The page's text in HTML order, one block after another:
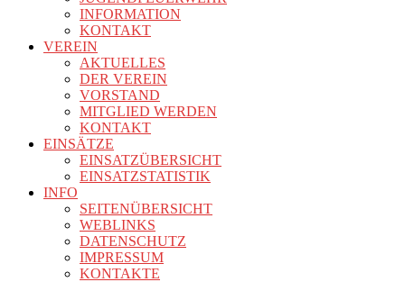
INFORMATION
KONTAKT
VEREIN
AKTUELLES
DER VEREIN
VORSTAND
MITGLIED WERDEN
KONTAKT
EINSÄTZE
EINSATZÜBERSICHT
EINSATZSTATISTIK
INFO
SEITENÜBERSICHT
WEBLINKS
DATENSCHUTZ
IMPRESSUM
KONTAKTE